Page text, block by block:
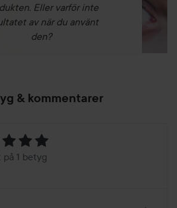
med en foundation-svamp eller med
på flera lager för extra täckning.
Eller varför inte
av när du använt
den?
& kommentarer
på 1 betyg